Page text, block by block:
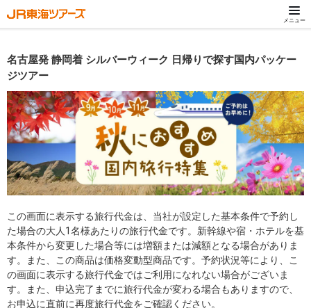
メニュー
名古屋発 静岡着 シルバーウィーク 日帰りで探す国内パッケー
ジツアー
この画面に表示する旅行代金は、当社が設定した基本条件で予約し
た場合の大人1名様あたりの旅行代金です。新幹線や宿・ホテルを基
本条件から変更した場合等には増額または減額となる場合がありま
す。また、この商品は価格変動型商品です。予約状況等により、こ
の画面に表示する旅行代金ではご利用になれない場合がございま
す。また、申込完了までに旅行代金が変わる場合もありますので、
お申込に直前に再度旅行代金をご確認ください。